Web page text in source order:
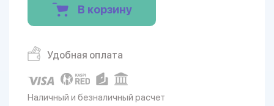
В корзину
Удобная оплата
Наличный и безналичный расчет